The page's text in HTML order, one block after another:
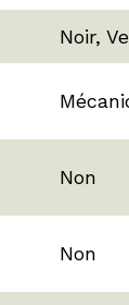
Noir,
Non
Non